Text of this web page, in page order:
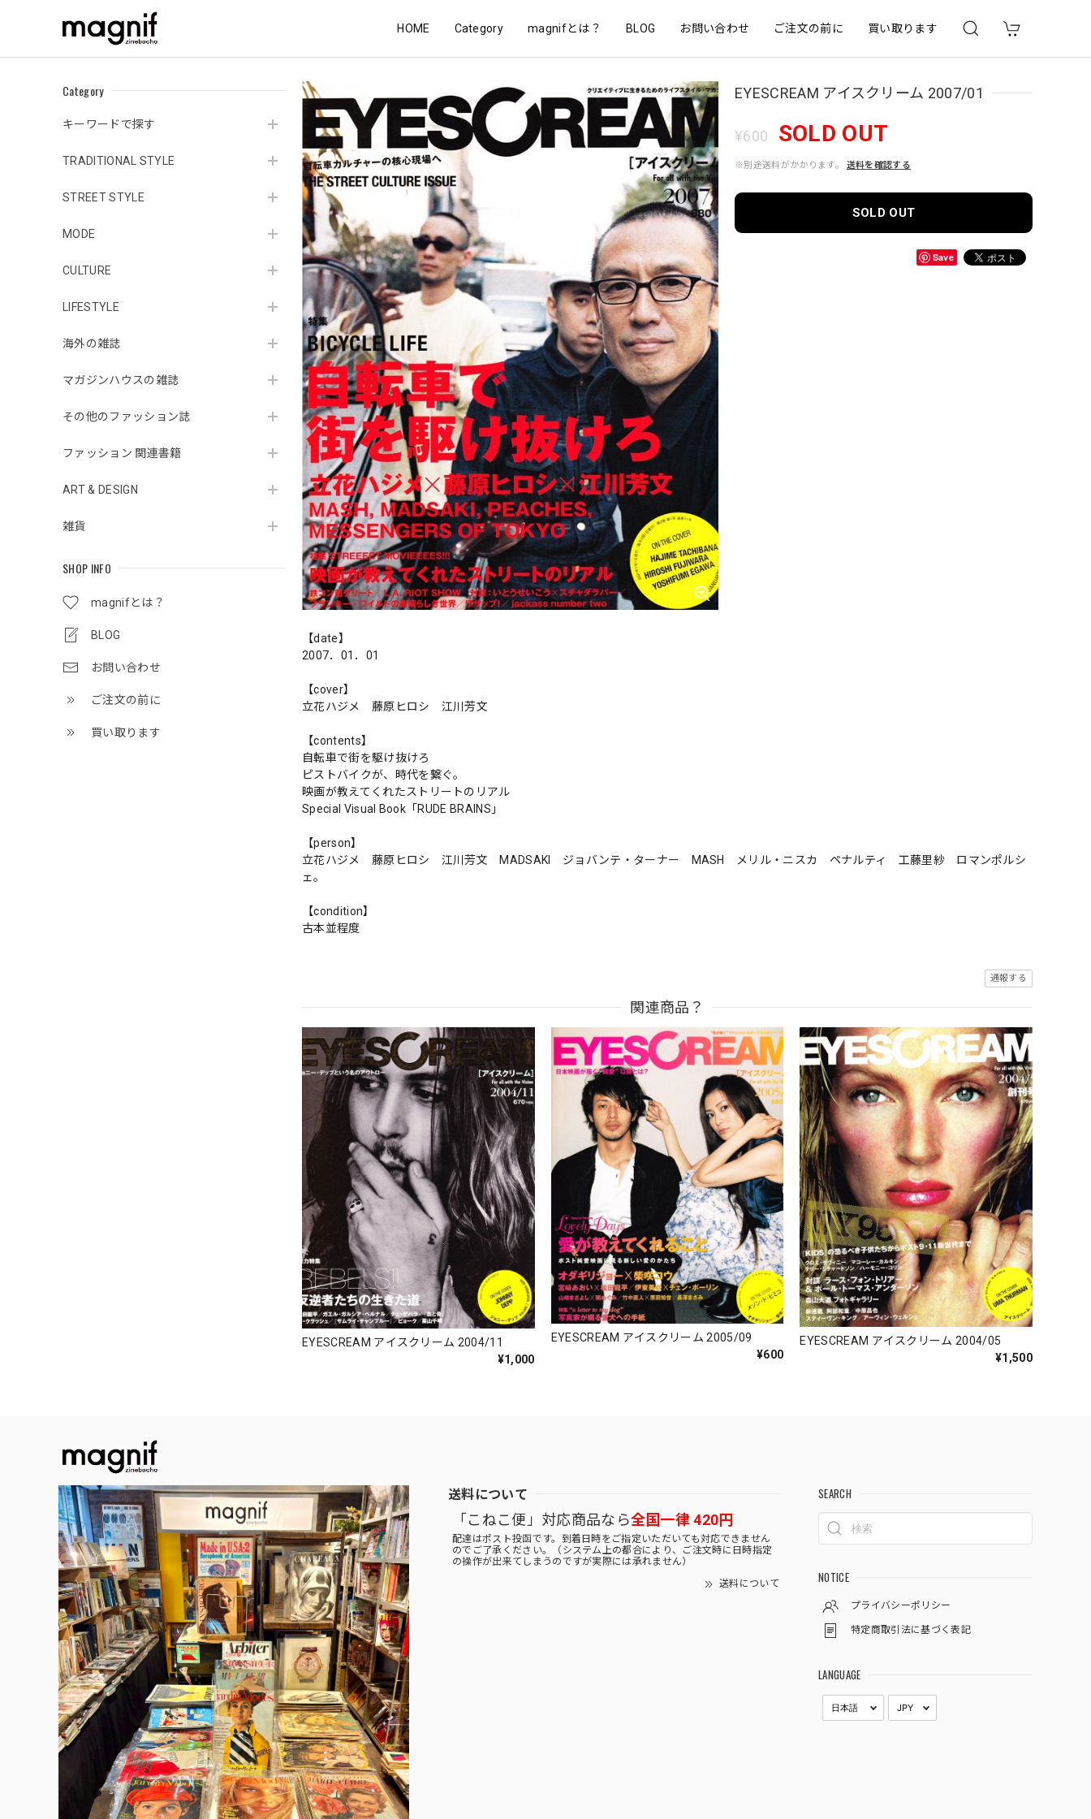
HOME Category magnifとは？ BLOG お問い合わせ ご注文の前に 買い取ります
Category
キーワードで探す
TRADITIONAL STYLE
STREET STYLE
MODE
CULTURE
LIFESTYLE
海外の雑誌
マガジンハウスの雑誌
その他のファッション誌
ファッション 関連書籍
ART & DESIGN
雑貨
SHOP INFO
magnifとは？
BLOG
お問い合わせ
ご注文の前に
買い取ります
EYESCREAM アイスクリーム 2007/01
¥600 SOLD OUT
※別途送料がかかります。 送料を確認する
SOLD OUT
Save
【date】
2007．01．01
【cover】
立花ハジメ 藤原ヒロシ 江川芳文
【contents】
自転車で街を駆け抜けろ
ピストバイクが、時代を繋ぐ。
映画が教えてくれたストリートのリアル
Special Visual Book「RUDE BRAINS」
【person】
立花ハジメ 藤原ヒロシ 江川芳文 MADSAKI ジョバンテ・ターナー MASH メリル・ニスカ ペナルティ 工藤里紗 ロマンポルシ
ェ。
【condition】
古本並程度
通報する
関連商品？
EYESCREAM アイスクリーム 2004/11
¥1,000
EYESCREAM アイスクリーム 2005/09
¥600
EYESCREAM アイスクリーム 2004/05
¥1,500
送料について
「こねこ便」対応商品なら全国一律 420円
配達はポスト投函です。到着日時をご指定いただいても対応できません
のでご了承ください。（システム上の都合により、ご注文時に日時指定
の操作が出来てしまうのですが実際には承れません）
送料について
SEARCH
NOTICE
プライバシーポリシー
特定商取引法に基づく表記
LANGUAGE